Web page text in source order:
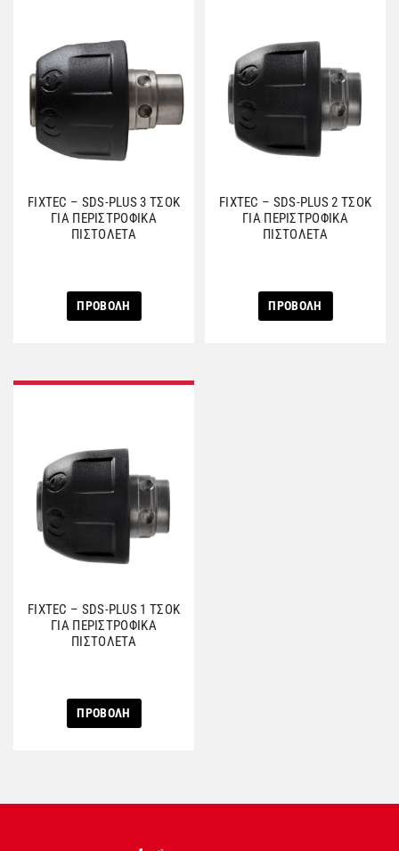
FIXTEC – SDS-PLUS 3 ΤΣΟΚ
ΓΙΑ ΠΕΡΙΣΤΡΟΦΙΚΑ
ΠΙΣΤΟΛΕΤΑ
ΠΡΟΒΟΛΗ
FIXTEC – SDS-PLUS 2 ΤΣΟΚ
ΓΙΑ ΠΕΡΙΣΤΡΟΦΙΚΑ
ΠΙΣΤΟΛΕΤΑ
ΠΡΟΒΟΛΗ
FIXTEC – SDS-PLUS 1 ΤΣΟΚ
ΓΙΑ ΠΕΡΙΣΤΡΟΦΙΚΑ
ΠΙΣΤΟΛΕΤΑ
ΠΡΟΒΟΛΗ